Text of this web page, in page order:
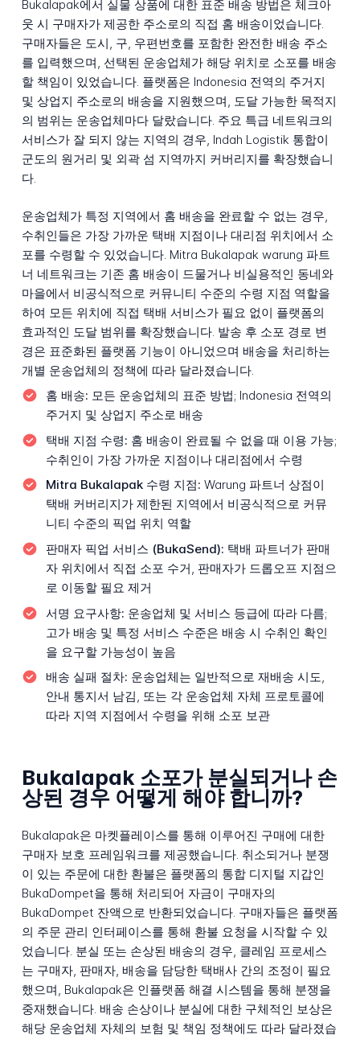
Bukalapak에서 실물 상품에 대한 표준 배송 방법은 체크아
웃 시 구매자가 제공한 주소로의 직접 홈 배송이었습니다.
구매자들은 도시, 구, 우편번호를 포함한 완전한 배송 주소
를 입력했으며, 선택된 운송업체가 해당 위치로 소포를 배송
할 책임이 있었습니다. 플랫폼은 Indonesia 전역의 주거지
및 상업지 주소로의 배송을 지원했으며, 도달 가능한 목적지
의 범위는 운송업체마다 달랐습니다. 주요 특급 네트워크의
서비스가 잘 되지 않는 지역의 경우, Indah Logistik 통합이
군도의 원거리 및 외곽 섬 지역까지 커버리지를 확장했습니
다.
운송업체가 특정 지역에서 홈 배송을 완료할 수 없는 경우,
수취인들은 가장 가까운 택배 지점이나 대리점 위치에서 소
포를 수령할 수 있었습니다. Mitra Bukalapak warung 파트
너 네트워크는 기존 홈 배송이 드물거나 비실용적인 동네와
마을에서 비공식적으로 커뮤니티 수준의 수령 지점 역할을
하여 모든 위치에 직접 택배 서비스가 필요 없이 플랫폼의
효과적인 도달 범위를 확장했습니다. 발송 후 소포 경로 변
경은 표준화된 플랫폼 기능이 아니었으며 배송을 처리하는
개별 운송업체의 정책에 따라 달라졌습니다.
홈 배송: 모든 운송업체의 표준 방법; Indonesia 전역의
주거지 및 상업지 주소로 배송
택배 지점 수령: 홈 배송이 완료될 수 없을 때 이용 가능;
수취인이 가장 가까운 지점이나 대리점에서 수령
Mitra Bukalapak 수령 지점: Warung 파트너 상점이
택배 커버리지가 제한된 지역에서 비공식적으로 커뮤
니티 수준의 픽업 위치 역할
판매자 픽업 서비스 (BukaSend): 택배 파트너가 판매
자 위치에서 직접 소포 수거, 판매자가 드롭오프 지점으
로 이동할 필요 제거
서명 요구사항: 운송업체 및 서비스 등급에 따라 다름;
고가 배송 및 특정 서비스 수준은 배송 시 수취인 확인
을 요구할 가능성이 높음
배송 실패 절차: 운송업체는 일반적으로 재배송 시도,
안내 통지서 남김, 또는 각 운송업체 자체 프로토콜에
따라 지역 지점에서 수령을 위해 소포 보관
Bukalapak 소포가 분실되거나 손
상된 경우 어떻게 해야 합니까?
Bukalapak은 마켓플레이스를 통해 이루어진 구매에 대한
구매자 보호 프레임워크를 제공했습니다. 취소되거나 분쟁
이 있는 주문에 대한 환불은 플랫폼의 통합 디지털 지갑인
BukaDompet을 통해 처리되어 자금이 구매자의
BukaDompet 잔액으로 반환되었습니다. 구매자들은 플랫폼
의 주문 관리 인터페이스를 통해 환불 요청을 시작할 수 있
었습니다. 분실 또는 손상된 배송의 경우, 클레임 프로세스
는 구매자, 판매자, 배송을 담당한 택배사 간의 조정이 필요
했으며, Bukalapak은 인플랫폼 해결 시스템을 통해 분쟁을
중재했습니다. 배송 손상이나 분실에 대한 구체적인 보상은
해당 운송업체 자체의 보험 및 책임 정책에도 따라 달라졌습